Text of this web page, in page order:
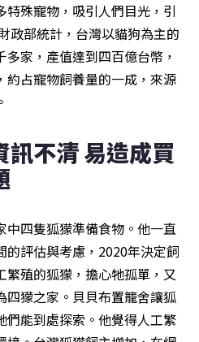
殊寵物，吸引人們目光，引
政部統計，台灣以貓狗為主的
家，產值達到四百億台幣，
約占寵物飼養量的一成，來源
不清 易造成買
中四隻狐獴準備食物。他一直
的評估與考慮，2020年決定飼
殖的狐獴，擔心牠孤單，又
四獴之家。貝貝布置籠舍讓狐
們能到處探索。他覺得人工繁